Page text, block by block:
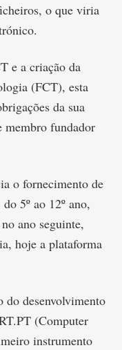
o que viria
e a criação da
(FCT), esta
da sua
membro fundador
o fornecimento de
5º ao 12º ano,
ano seguinte,
hoje a plataforma
do desenvolvimento
(Computer
instrumento